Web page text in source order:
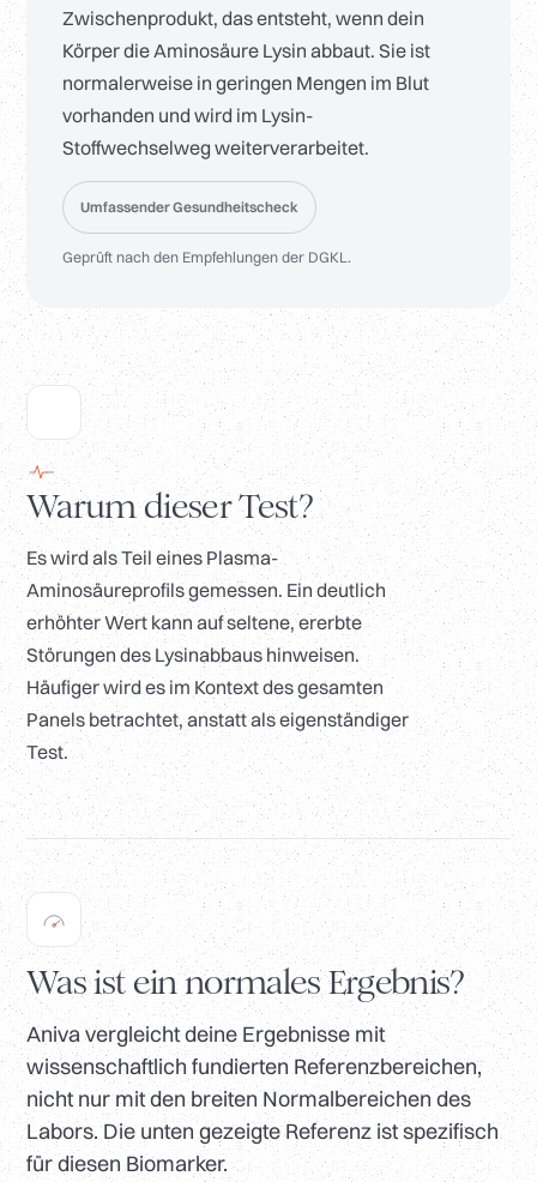
Zwischenprodukt, das entsteht, wenn dein
Körper die Aminosäure Lysin abbaut. Sie ist
normalerweise in geringen Mengen im Blut
vorhanden und wird im Lysin-
Stoffwechselweg weiterverarbeitet.
Umfassender Gesundheitscheck
Geprüft nach den Empfehlungen der DGKL.
Warum dieser Test?
Es wird als Teil eines Plasma-
Aminosäureprofils gemessen. Ein deutlich
erhöhter Wert kann auf seltene, ererbte
Störungen des Lysinabbaus hinweisen.
Häufiger wird es im Kontext des gesamten
Panels betrachtet, anstatt als eigenständiger
Test.
Was ist ein normales Ergebnis?
Aniva vergleicht deine Ergebnisse mit
wissenschaftlich fundierten Referenzbereichen,
nicht nur mit den breiten Normalbereichen des
Labors. Die unten gezeigte Referenz ist spezifisch
für diesen Biomarker.